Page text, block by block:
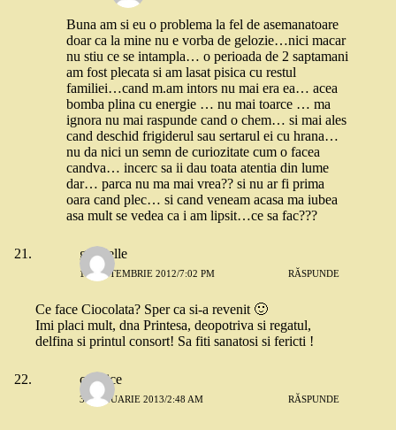
Buna am si eu o problema la fel de asemanatoare
doar ca la mine nu e vorba de gelozie…nici macar
nu stiu ce se intampla… o perioada de 2 saptamani
am fost plecata si am lasat pisica cu restul
familiei…cand m.am intors nu mai era ea… acea
bomba plina cu energie … nu mai toarce … ma
ignora nu mai raspunde cand o chem… si mai ales
cand deschid frigiderul sau sertarul ei cu hrana…
nu da nici un semn de curiozitate cum o facea
candva… incerc sa ii dau toata atentia din lume
dar… parca nu ma mai vrea?? si nu ar fi prima
oara cand plec… si cand veneam acasa ma iubea
asa mult se vedea ca i am lipsit…ce sa fac???
gabrielle
14 SEPTEMBRIE 2012/7:02 PM RĂSPUNDE
Ce face Ciocolata? Sper ca si-a revenit 🙂
Imi placi mult, dna Printesa, deopotriva si regatul,
delfina si printul consort! Sa fiti sanatosi si fericti !
candice
31 IANUARIE 2013/2:48 AM RĂSPUNDE